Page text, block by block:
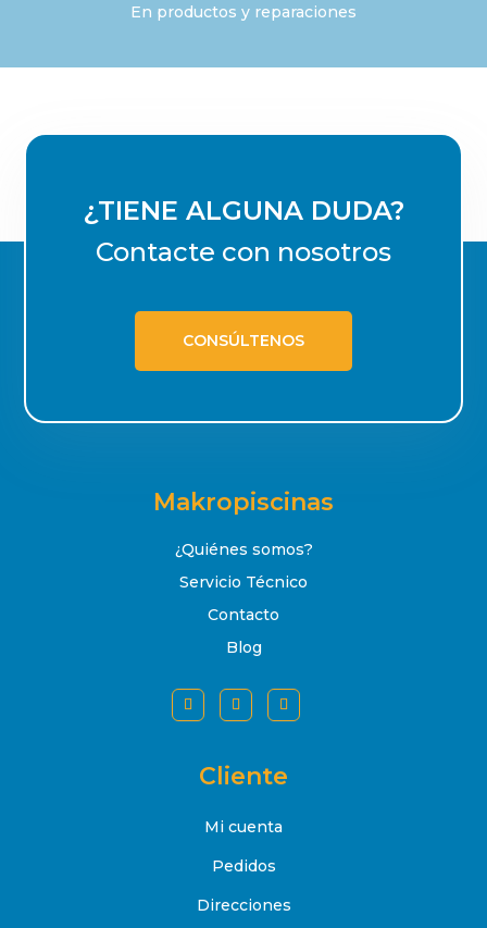
En productos y reparaciones
¿TIENE ALGUNA DUDA?
Contacte con nosotros
CONSÚLTENOS
Makropiscinas
¿Quiénes somos?
Servicio Técnico
Contacto
Blog
Cliente
Mi cuenta
Pedidos
Direcciones